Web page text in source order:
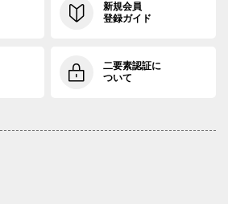
新規会員
登録ガイド
二要素認証に
ついて